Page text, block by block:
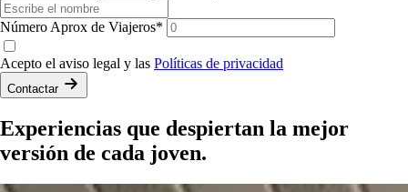
Número Aprox de Viajeros*
Acepto el aviso legal y las Políticas de privacidad
Contactar
Experiencias que despiertan la mejor
versión de cada joven.